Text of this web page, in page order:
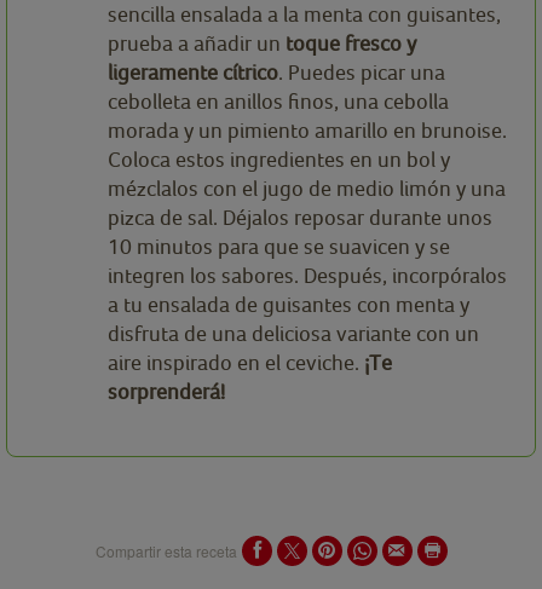
sencilla ensalada a la menta con guisantes,
prueba a añadir un toque fresco y
ligeramente cítrico. Puedes picar una
cebolleta en anillos finos, una cebolla
morada y un pimiento amarillo en brunoise.
Coloca estos ingredientes en un bol y
mézclalos con el jugo de medio limón y una
pizca de sal. Déjalos reposar durante unos
10 minutos para que se suavicen y se
integren los sabores. Después, incorpóralos
a tu ensalada de guisantes con menta y
disfruta de una deliciosa variante con un
aire inspirado en el ceviche. ¡Te
sorprenderá!
Compartir esta receta